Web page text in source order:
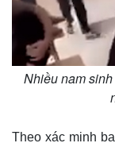
Quan sát
Cuộc sống đó đây
Hồ sơ
Nhiều nam
Theo xác minh